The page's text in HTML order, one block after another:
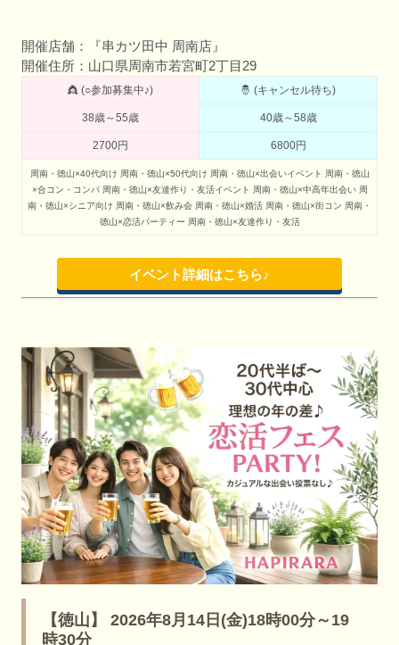
開催店舗：『串カツ田中 周南店』
開催住所：山口県周南市若宮町2丁目29
👸 (○参加募集中♪) 🤴 (キャンセル待ち)
38歳～55歳 40歳～58歳
2700円 6800円
周南・徳山×40代向け 周南・徳山×50代向け 周南・徳山×出会いイベント
周南・徳山
×合コン・コンパ 周南・徳山×友達作り・友活イベント 周南・徳山×中高年出会い 周
南・徳山×シニア向け 周南・徳山×飲み会 周南・徳山×婚活 周南・徳山×街コン 周南・
徳山×恋活パーティー 周南・徳山×友達作り・友活
イベント詳細はこちら♪
【徳山】 2026年8月14日(金)18時00分～19
時30分